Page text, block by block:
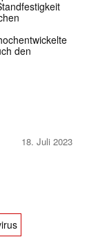
den
18. Juli 2023